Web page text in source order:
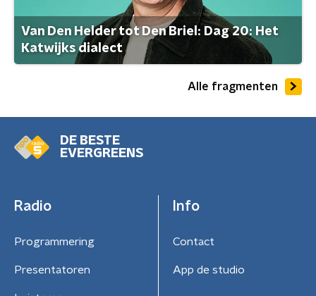
Van Den Helder tot Den Briel: Dag 20: Het
Katwijks dialect
Alle fragmenten
DE BESTE
EVERGREENS
Radio
Programmering
Presentatoren
Info
Contact
App de studio